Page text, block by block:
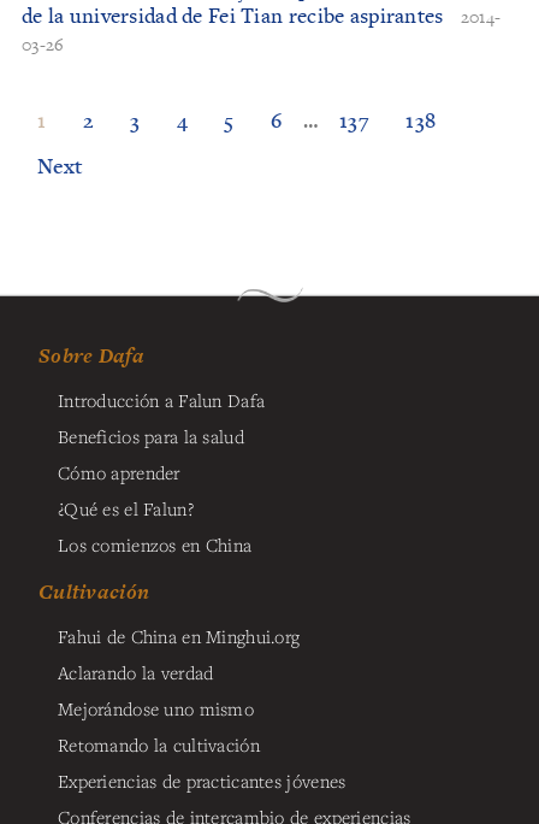
de la universidad de Fei Tian recibe aspirantes
2014-
03-26
1 2 3 4 5 6 … 137
138
Next
Sobre Dafa
Introducción a Falun Dafa
Beneficios para la salud
Cómo aprender
¿Qué es el Falun?
Los comienzos en China
Cultivación
Fahui de China en Minghui.org
Aclarando la verdad
Mejorándose uno mismo
Retomando la cultivación
Experiencias de practicantes jóvenes
Conferencias de intercambio de experiencias